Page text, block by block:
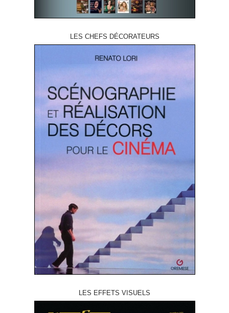
LES CHEFS DÉCORATEURS
LES EFFETS VISUELS